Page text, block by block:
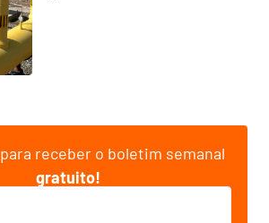
para receber o boletim semanal
gratuito!